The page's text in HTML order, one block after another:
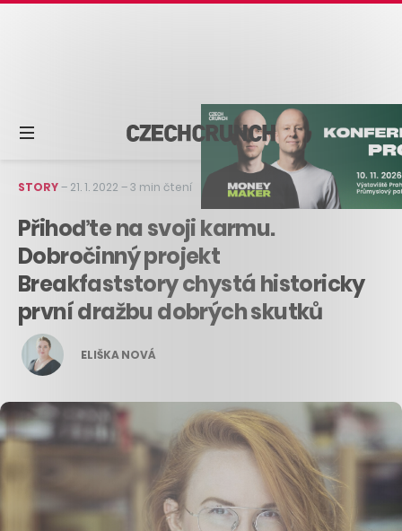
STORY– 21. 1. 2022 –3 min čtení
Přihoďte na svoji karmu.
Dobročinný projekt
Breakfaststory chystá historicky
první dražbu dobrých skutků
ELIŠKA NOVÁ